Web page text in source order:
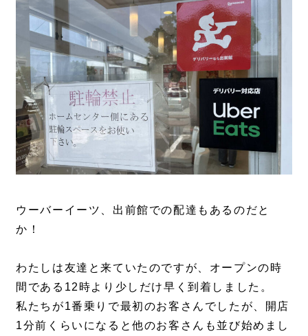
ウーバーイーツ、出前館での配達もあるのだと
か！
わたしは友達と来ていたのですが、オープンの時
間である12時より少しだけ早く到着しました。
私たちが1番乗りで最初のお客さんでしたが、開店
1分前くらいになると他のお客さんも並び始めまし